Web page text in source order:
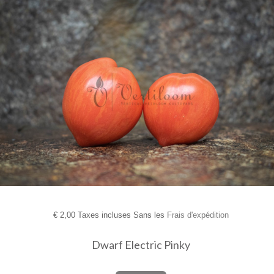
€2,00 Taxes incluses Sans les Frais d'expédition
Dwarf Electric Pinky